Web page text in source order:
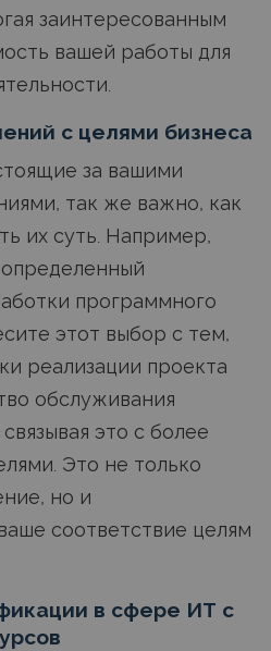
заинтересованным
вашей работы для
с целями бизнеса
за вашими
так же важно, как
их суть. Например,
программного
этот выбор с тем,
реализации проекта
обслуживания
это с более
Это не только
но и
соответствие целям
в сфере ИТ с